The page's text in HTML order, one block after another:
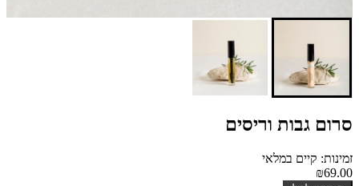
סרום גבות וריסים
זמינות: קיים במלאי
₪69.00